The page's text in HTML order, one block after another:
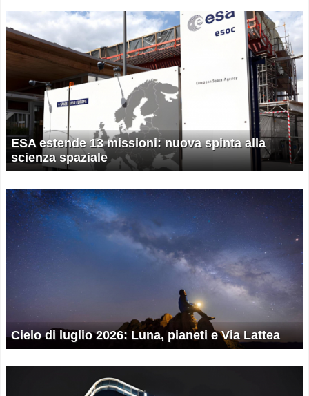
ESA estende 13 missioni: nuova spinta alla
scienza spaziale
Cielo di luglio 2026: Luna, pianeti e Via Lattea